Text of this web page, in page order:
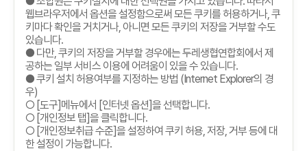
웹브라우저에서 옵션을 설정함으로써 모든 쿠키를 허용하거나,쿠
키마다 확인을 거치거나, 아니면 모든 쿠키의 저장을 거부할 수도
있습니다.
● 다만,쿠키의 저장을 거부할 경우에는 두레생협연합회에서 제
공하는 일부 서비스 이용에 어려움이 있을 수 있습니다.
● 쿠키 설치 허용여부를 지정하는 방법 (Internet Explorer의 경
우)
○ [도구]메뉴에서 [인터넷 옵션]을 선택합니다.
○ [개인정보 탭]을 클릭합니다.
○ [개인정보취급 수준]을 설정하여 쿠키 허용,저장,거부 등에 대
한 설정이 가능합니다.